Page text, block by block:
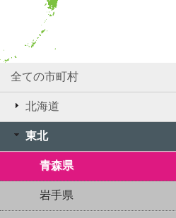
全ての市町村
北海道
東北
青森県
岩手県